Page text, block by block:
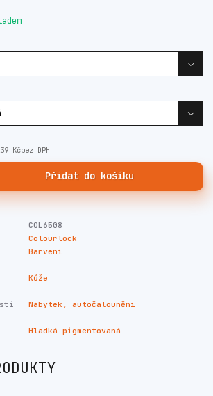
Kčbez DPH
Přidat do košíku
COL6508
Colourlock
Barvení
Kůže
Nábytek, autočalounění
Hladká pigmentovaná